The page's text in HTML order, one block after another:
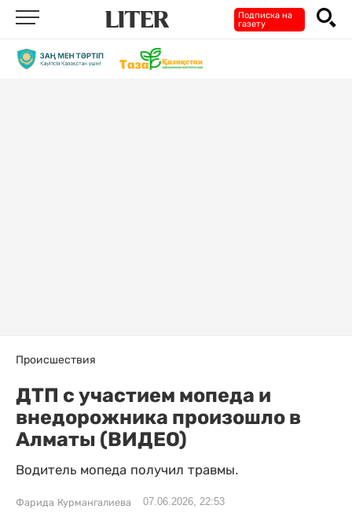
Подписка на
газету
Происшествия
ДТП с участием мопеда и
внедорожника произошло в
Алматы (ВИДЕО)
Водитель мопеда получил травмы.
Фарида Курмангалиева 07.06.2026, 22:53